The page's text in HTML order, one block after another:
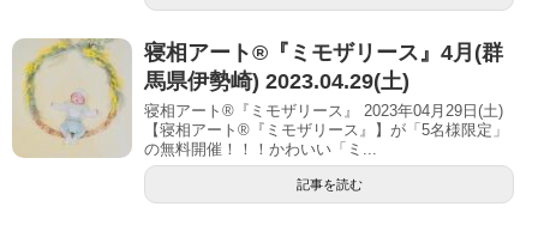
寝相アート®︎『ミモザリース』4月(群
馬県伊勢崎) 2023.04.29(土)
寝相アート®『ミモザリース』 2023年04月29日(土)
【寝相アート®︎『ミモザリース』】が「5名様限定」
の無料開催！！！かわいい「ミ...
記事を読む